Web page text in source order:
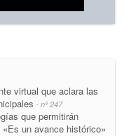
virtual que aclara las
- nº 247
que permitirán
un avance histórico»